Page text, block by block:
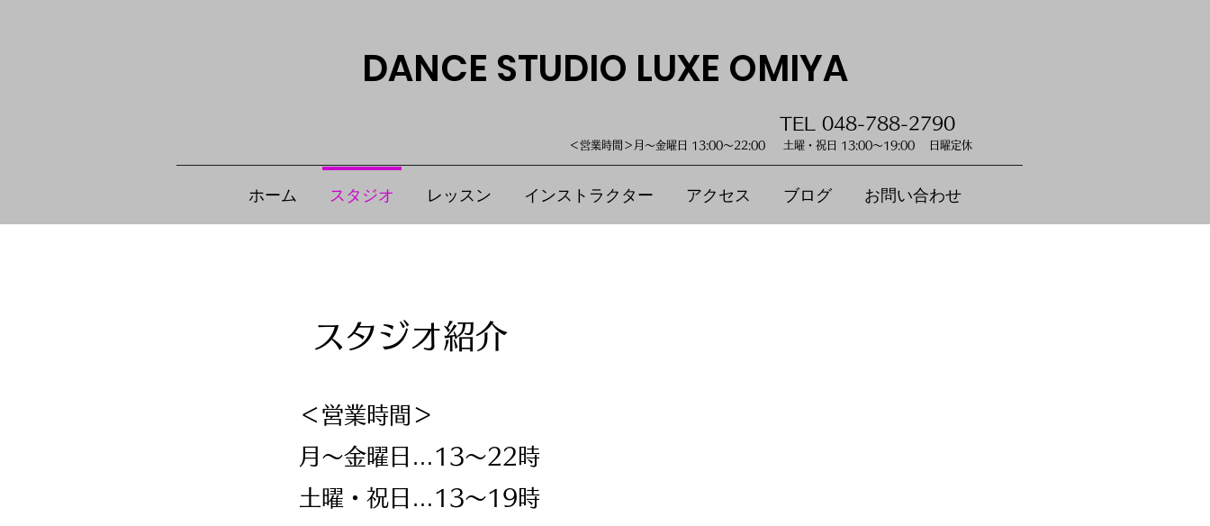
DANCE STUDIO LUXE OMIYA
TEL 048-788-2790
＜営業時間＞月～金曜日 13:00～22:00 土曜・祝日 13:00～19:00 日曜定休
ホーム スタジオ レッスン インストラクター アクセス ブログ お問い合わせ
スタジオ紹介
＜営業時間＞
月～金曜日…13～22時
土曜・祝日…13～19時